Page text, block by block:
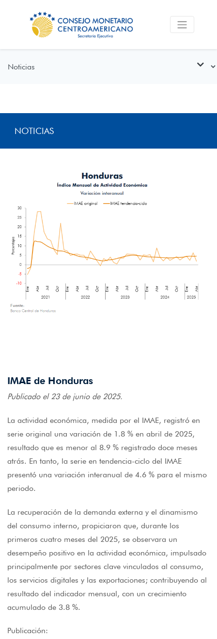
NOTICIAS
IMAE de Honduras
Publicado el 23 de junio de 2025.
La actividad económica, medida por el IMAE, registró en
serie original una variación de 1.8 % en abril de 2025,
resultado que es menor al 8.9 % registrado doce meses
atrás. En tanto, la serie en tendencia-ciclo del IMAE
presentó una variación interanual de 4.6 % para el mismo
periodo.
La recuperación de la demanda externa y el dinamismo
del consumo interno, propiciaron que, durante los
primeros cuatro meses del 2025, se observara un
desempeño positivo en la actividad económica, impulsado
principalmente por sectores clave vinculados al consumo,
los servicios digitales y las exportaciones; contribuyendo al
resultado del indicador mensual, con un crecimiento
acumulado de 3.8 %.
Publicación: